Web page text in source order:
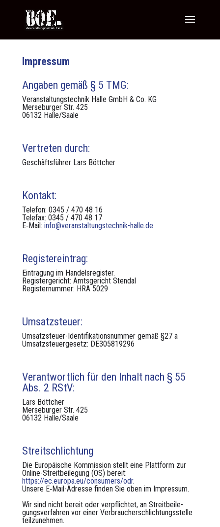
Impressum
Angaben gemäß § 5 TMG:
Ver­anstal­tung­stech­nik Halle GmbH & Co. KG
Merse­burg­er Str. 425
06132 Halle/Saale
Vertreten durch:
Geschäfts­führer Lars Böttch­er
Kontakt:
Tele­fon: 0345 / 470 48 16
Tele­fax: 0345 / 470 48 17
E‑Mail: info@veranstaltungstechnik-halle.de
Registereintrag:
Ein­tra­gung im Han­del­sreg­is­ter.
Reg­is­terg­ericht: Amts­gericht Sten­dal
Reg­is­ter­num­mer: HRA 5029
Umsatzsteuer:
Umsatzs­teuer-Iden­ti­fika­tion­snum­mer gemäß §27 a
Umsatzs­teuerge­setz: DE305819296
Verantwortlich für den Inhalt nach § 55
Abs. 2 RStV:
Lars Böttch­er
Merse­burg­er Str. 425
06132 Halle/Saale
Streitschlichtung
Die Europäis­che Kom­mis­sion stellt eine Plat­tform zur
Online-Stre­it­bei­le­gung (OS) bere­it:
https://ec.europa.eu/consumers/odr.
Unsere E‑Mail-Adresse find­en Sie oben im Impres­sum.
Wir sind nicht bere­it oder verpflichtet, an Stre­it­bei­le­
gungsver­fahren vor ein­er Ver­brauch­er­schlich­tungsstelle
teilzunehmen.